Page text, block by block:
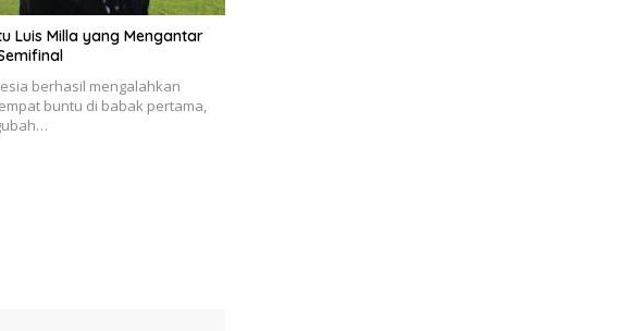
Luis Milla yang Mengantar
berhasil mengalahkan
buntu di babak pertama,